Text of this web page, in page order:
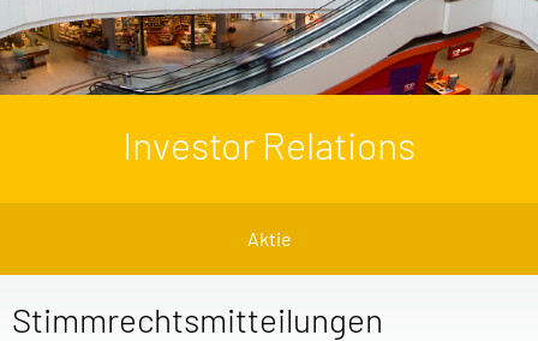
Investor Relations
Aktie
Stimmrechtsmitteilungen